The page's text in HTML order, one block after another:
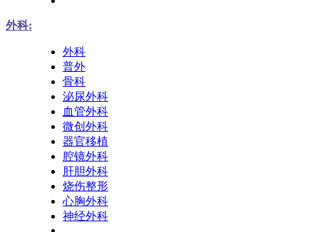
外科:
外科
普外
骨科
泌尿外科
血管外科
微创外科
器官移植
腔镜外科
肝胆外科
烧伤整形
心胸外科
神经外科